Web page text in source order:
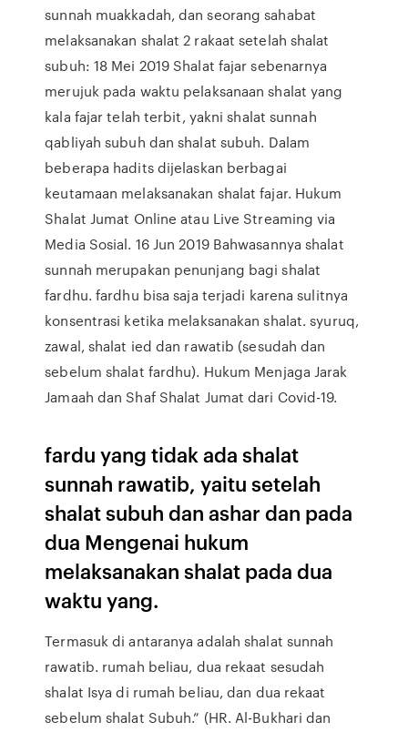
sunnah muakkadah, dan seorang sahabat
melaksanakan shalat 2 rakaat setelah shalat
subuh: 18 Mei 2019 Shalat fajar sebenarnya
merujuk pada waktu pelaksanaan shalat yang
kala fajar telah terbit, yakni shalat sunnah
qabliyah subuh dan shalat subuh. Dalam
beberapa hadits dijelaskan berbagai
keutamaan melaksanakan shalat fajar. Hukum
Shalat Jumat Online atau Live Streaming via
Media Sosial. 16 Jun 2019 Bahwasannya shalat
sunnah merupakan penunjang bagi shalat
fardhu. fardhu bisa saja terjadi karena sulitnya
konsentrasi ketika melaksanakan shalat. syuruq,
zawal, shalat ied dan rawatib (sesudah dan
sebelum shalat fardhu). Hukum Menjaga Jarak
Jamaah dan Shaf Shalat Jumat dari Covid-19.
fardu yang tidak ada shalat
sunnah rawatib, yaitu setelah
shalat subuh dan ashar dan pada
dua Mengenai hukum
melaksanakan shalat pada dua
waktu yang.
Termasuk di antaranya adalah shalat sunnah
rawatib. rumah beliau, dua rekaat sesudah
shalat Isya di rumah beliau, dan dua rekaat
sebelum shalat Subuh.” (HR. Al-Bukhari dan